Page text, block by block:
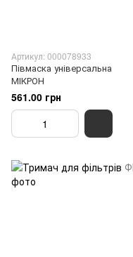
Артикул: 000078933
Півмаска універсальна
МІКРОН
561.00 грн